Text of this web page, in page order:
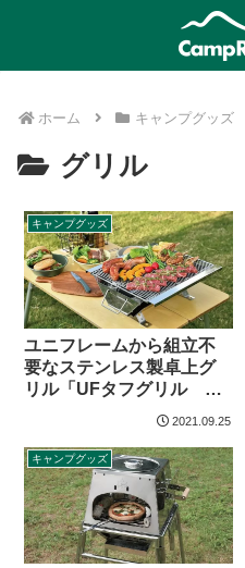
ホーム キャンプグッズ
グリル
キャンプグッズ
ユニフレームから組立不
要なステンレス製卓上グ
リル「UFタフグリル
2021.09.25
キャンプグッズ